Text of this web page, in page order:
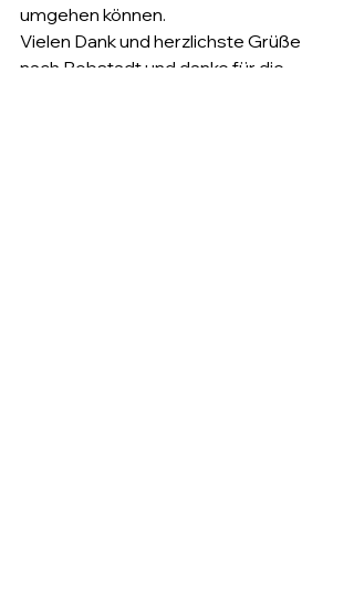
umgehen können.
Vielen Dank und herzlichste Grüße
nach Bobstadt und danke für die